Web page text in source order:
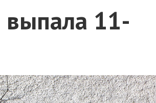
выпала 11-